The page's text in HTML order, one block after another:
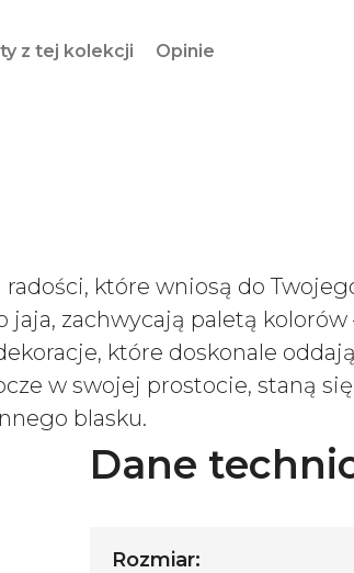
z tej kolekcji Opinie
które wniosą do
zachwycają paletą
które doskonale
w swojej prostocie, staną
blasku.
Dane
Rozmiar: